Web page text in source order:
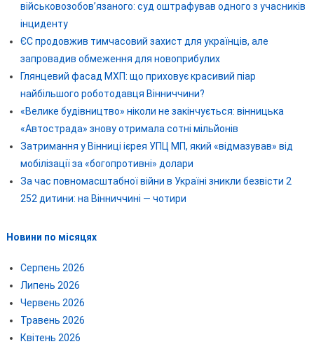
військовозобов’язаного: суд оштрафував одного з учасників
інциденту
ЄС продовжив тимчасовий захист для українців, але
запровадив обмеження для новоприбулих
Глянцевий фасад МХП: що приховує красивий піар
найбільшого роботодавця Вінниччини?
«Велике будівництво» ніколи не закінчується: вінницька
«Автострада» знову отримала сотні мільйонів
Затримання у Вінниці ієрея УПЦ МП, який «відмазував» від
мобілізації за «богопротивні» долари
За час повномасштабної війни в Україні зникли безвісти 2
252 дитини: на Вінниччині — чотири
Новини по місяцях
Серпень 2026
Липень 2026
Червень 2026
Травень 2026
Квітень 2026